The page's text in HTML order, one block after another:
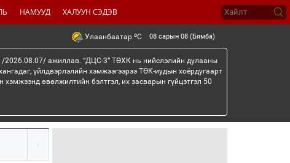
НАМУУД ХАЛУУН СЭДЭВ
Улаанбаатар oC 08 сарын 08 (Бямба)
2026.08.07/ ажиллав. “ДЦС-3” ТӨХК нь нийслэлийн дулааны
үйлдвэрлэлийн хэмжээгээрээ ТӨК-иудын хоёрдугаарт
өвөлжилтийн бэлтгэл, их засварын гүйцэтгэл 50